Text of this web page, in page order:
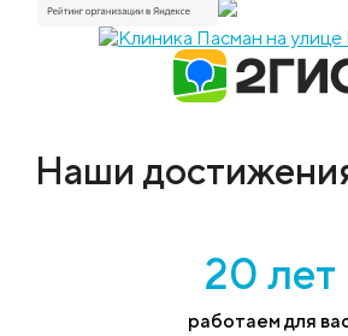
Наши
20 лет
работаем для